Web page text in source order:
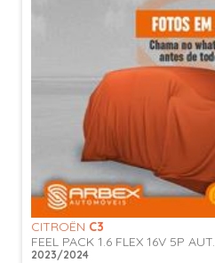
CITROËN C3
FEEL PACK 1.6 FLEX 16V 5P AUT.
2023/2024